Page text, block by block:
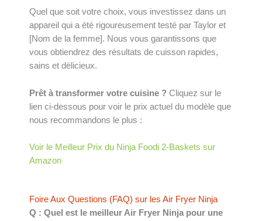
Quel que soit votre choix, vous investissez dans un
appareil qui a été rigoureusement testé par Taylor et
[Nom de la femme]. Nous vous garantissons que
vous obtiendrez des résultats de cuisson rapides,
sains et délicieux.
Prêt à transformer votre cuisine ? Cliquez sur le
lien ci-dessous pour voir le prix actuel du modèle que
nous recommandons le plus :
Voir le Meilleur Prix du Ninja Foodi 2-Baskets sur
Amazon
Foire Aux Questions (FAQ) sur les Air Fryer Ninja
Q : Quel est le meilleur Air Fryer Ninja pour une